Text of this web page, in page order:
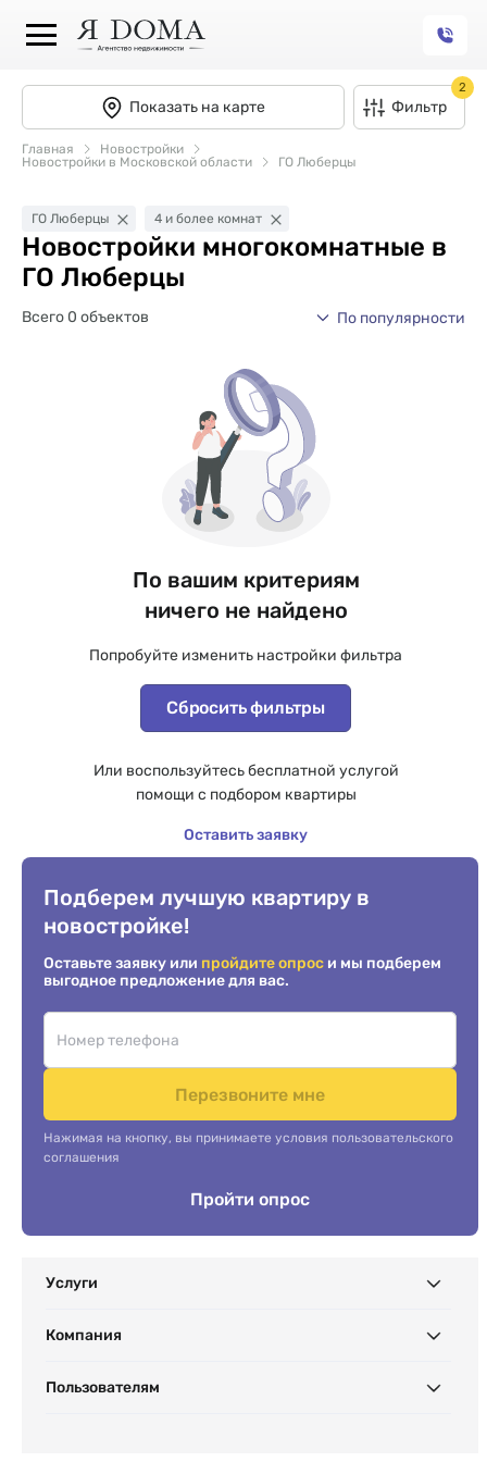
Показать на карте Фильтр
2
Главная
Новостройки
Новостройки в Московской области
ГО Люберцы
ГО Люберцы 4 и более комнат
Новостройки многокомнатные в
ГО Люберцы
Всего 0 объектов По популярности
По вашим критериям
ничего не найдено
Попробуйте изменить настройки фильтра
Сбросить фильтры
Или воспользуйтесь бесплатной услугой
помощи с подбором квартиры
Оставить заявку
Подберем лучшую квартиру в
новостройке!
Оставьте заявку или пройдите опрос и мы подберем
выгодное предложение для вас.
Перезвоните мне
Нажимая на кнопку, вы принимаете условия пользовательского
соглашения
Пройти опрос
Услуги
Компания
Пользователям